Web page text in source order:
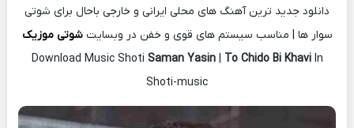
دانلود جدید ترین آهنگ های محلی ایرانی و خارجی باحال برای شوتی
سوار ها | مناسب سیستم های قوی و خفن در وبسایتشوتی موزیک
Download Music Shoti Saman Yasin| To Chido Bi KhaviIn
Shoti-music